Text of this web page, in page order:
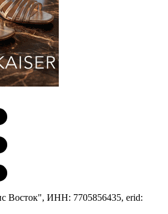
Восток", ИНН: 7705856435, erid: